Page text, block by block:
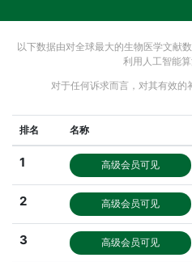
以下数据由对全球最大的生物医学文献
利用人工智能
对于任何诉求而言，对其有效的
排名 名称
1 高级会员可见
2 高级会员可见
3 高级会员可见